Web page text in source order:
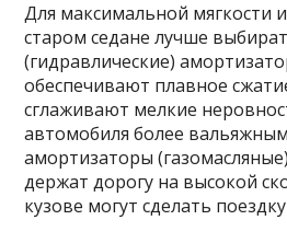
Для максимальной мягкости
старом седане лучше
(гидравлические)
обеспечивают плавное
сглаживают мелкие
автомобиля более
амортизаторы
держат дорогу на высокой
кузове могут сделать